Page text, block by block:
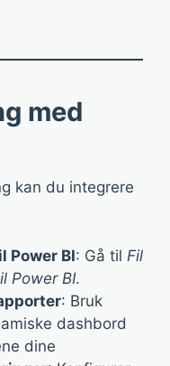
med
kan du integrere
Power BI: Gå til Fil
Power BI.
: Bruk
dashbord
dine